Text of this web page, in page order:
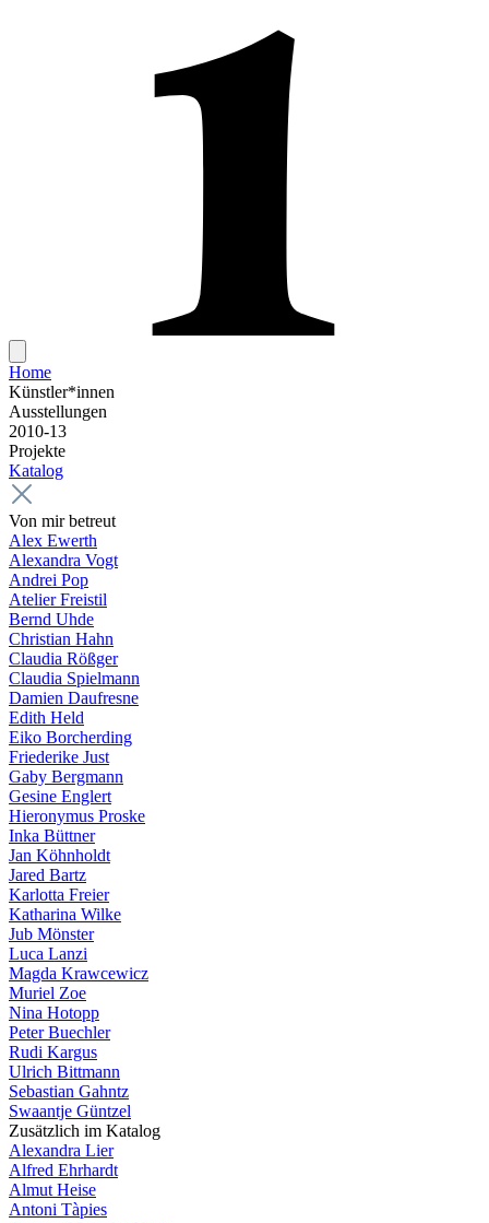
Home
Künstler*innen
Ausstellungen
2010-13
Projekte
Katalog
Von mir betreut
Alex Ewerth
Alexandra Vogt
Andrei Pop
Atelier Freistil
Bernd Uhde
Christian Hahn
Claudia Rößger
Claudia Spielmann
Damien Daufresne
Edith Held
Eiko Borcherding
Friederike Just
Gaby Bergmann
Gesine Englert
Hieronymus Proske
Inka Büttner
Jan Köhnholdt
Jared Bartz
Karlotta Freier
Katharina Wilke
Jub Mönster
Luca Lanzi
Magda Krawcewicz
Muriel Zoe
Nina Hotopp
Peter Buechler
Rudi Kargus
Ulrich Bittmann
Sebastian Gahntz
Swaantje Güntzel
Zusätzlich im Katalog
Alexandra Lier
Alfred Ehrhardt
Almut Heise
Antoni Tàpies